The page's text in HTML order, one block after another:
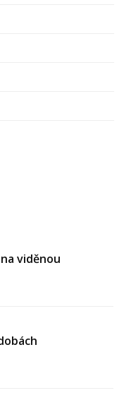
viděnou